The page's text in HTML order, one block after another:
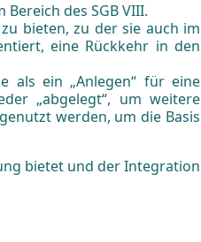
des SGB VIII.
bieten, zu der sie auch im
eine Rückkehr in den
als ein „Anlegen“ für eine
„abgelegt“, um weitere
werden, um die Basis
bietet und der Integration